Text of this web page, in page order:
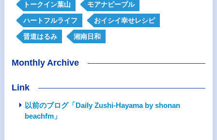
トークイン葉山 モアナピープル
ハートフルライフ おイシイ幸せレシピ
晋道はるみ 湘南日和
Monthly Archive
Link
以前のブログ「Daily Zushi-Hayama by shonan
beachfm」